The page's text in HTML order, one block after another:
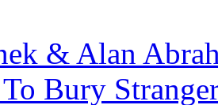
& Alan
Bury